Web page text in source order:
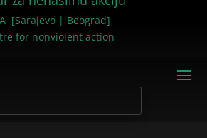
[Sarajevo | Beograd]
for nonviolent action